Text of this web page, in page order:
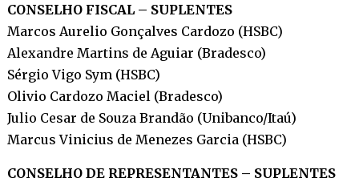
CONSELHO FISCAL – SUPLENTES
Marcos Aurelio Gonçalves Cardozo (HSBC)
Alexandre Martins de Aguiar (Bradesco)
Sérgio Vigo Sym (HSBC)
Olivio Cardozo Maciel (Bradesco)
Julio Cesar de Souza Brandão (Unibanco/Itaú)
Marcus Vinicius de Menezes Garcia (HSBC)
CONSELHO DE REPRESENTANTES – SUPLENTES